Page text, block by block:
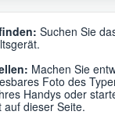
Suchen Sie
Machen Sie
Foto des
Handys oder
auf dieser Seite.